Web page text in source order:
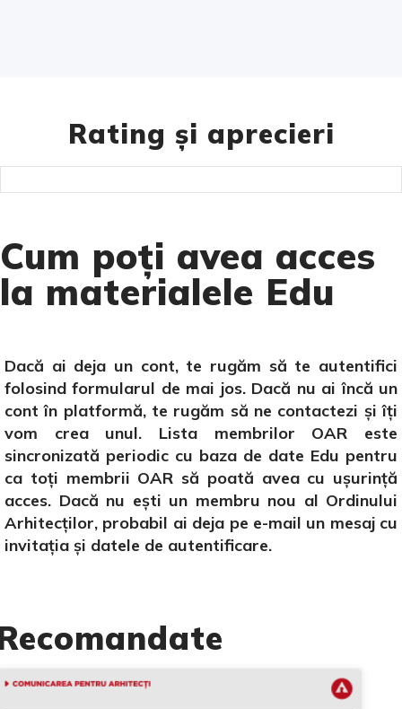
Rating și aprecieri
Cum poți avea acces
la materialele Edu
Dacă ai deja un cont, te rugăm să te autentifici
folosind formularul de mai jos. Dacă nu ai încă un
cont în platformă, te rugăm să ne contactezi și îți
vom crea unul. Lista membrilor OAR este
sincronizată periodic cu baza de date Edu pentru
ca toți membrii OAR să poată avea cu ușurință
acces. Dacă nu ești un membru nou al Ordinului
Arhitecților, probabil ai deja pe e-mail un mesaj cu
invitația și datele de autentificare.